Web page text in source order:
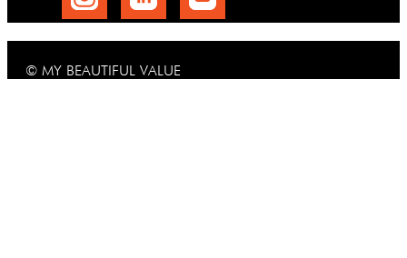
© MY BEAUTIFUL VALUE